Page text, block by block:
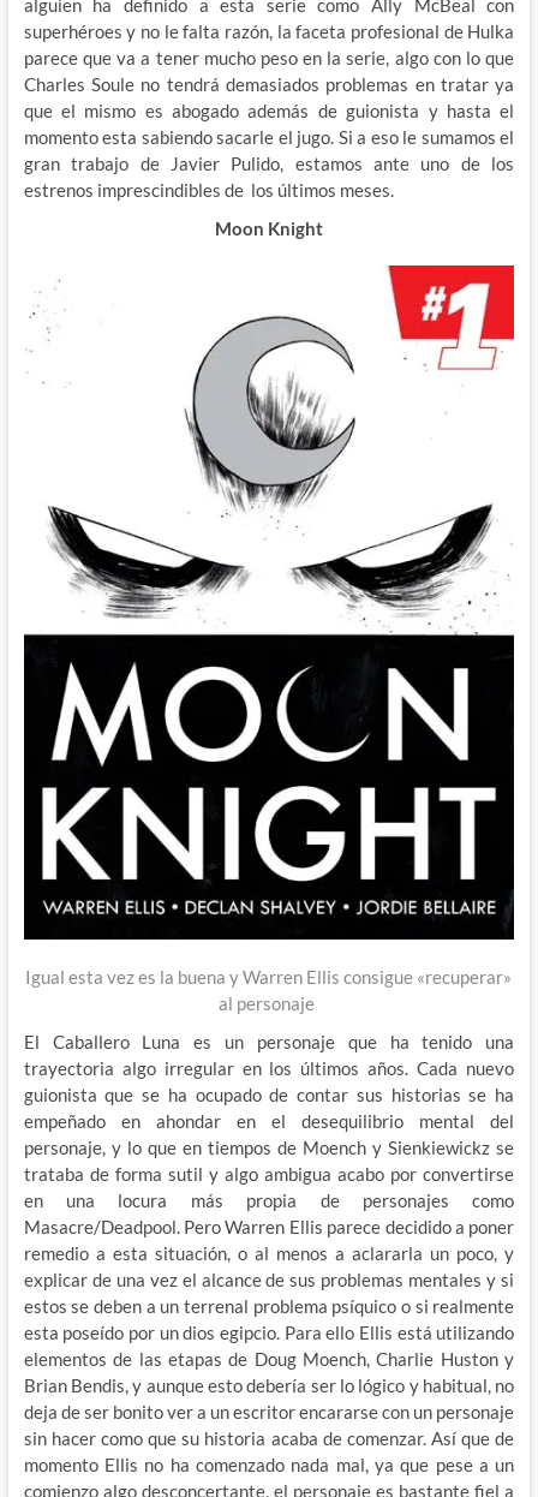
alguien ha definido a esta serie como Ally McBeal con
superhéroes y no le falta razón, la faceta profesional de Hulka
parece que va a tener mucho peso en la serie, algo con lo que
Charles Soule no tendrá demasiados problemas en tratar ya
que el mismo es abogado además de guionista y hasta el
momento esta sabiendo sacarle el jugo. Si a eso le sumamos el
gran trabajo de Javier Pulido, estamos ante uno de los
estrenos imprescindibles de los últimos meses.
Moon Knight
Igual esta vez es la buena y Warren Ellis consigue «recuperar»
al personaje
El Caballero Luna es un personaje que ha tenido una
trayectoria algo irregular en los últimos años. Cada nuevo
guionista que se ha ocupado de contar sus historias se ha
empeñado en ahondar en el desequilibrio mental del
personaje, y lo que en tiempos de Moench y Sienkiewickz se
trataba de forma sutil y algo ambigua acabo por convertirse
en una locura más propia de personajes como
Masacre/Deadpool. Pero Warren Ellis parece decidido a poner
remedio a esta situación, o al menos a aclararla un poco, y
explicar de una vez el alcance de sus problemas mentales y si
estos se deben a un terrenal problema psíquico o si realmente
esta poseído por un dios egipcio. Para ello Ellis está utilizando
elementos de las etapas de Doug Moench, Charlie Huston y
Brian Bendis, y aunque esto debería ser lo lógico y habitual, no
deja de ser bonito ver a un escritor encararse con un personaje
sin hacer como que su historia acaba de comenzar. Así que de
momento Ellis no ha comenzado nada mal, ya que pese a un
comienzo algo desconcertante, el personaje es bastante fiel a